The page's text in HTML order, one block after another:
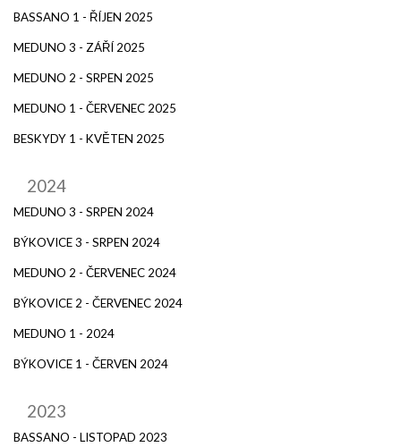
BASSANO 1 - ŘÍJEN 2025
MEDUNO 3 - ZÁŘÍ 2025
MEDUNO 2 - SRPEN 2025
MEDUNO 1 - ČERVENEC 2025
BESKYDY 1 - KVĚTEN 2025
2024
MEDUNO 3 - SRPEN 2024
BÝKOVICE 3 - SRPEN 2024
MEDUNO 2 - ČERVENEC 2024
BÝKOVICE 2 - ČERVENEC 2024
MEDUNO 1 - 2024
BÝKOVICE 1 - ČERVEN 2024
2023
BASSANO - LISTOPAD 2023